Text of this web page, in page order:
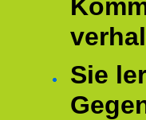
Sie